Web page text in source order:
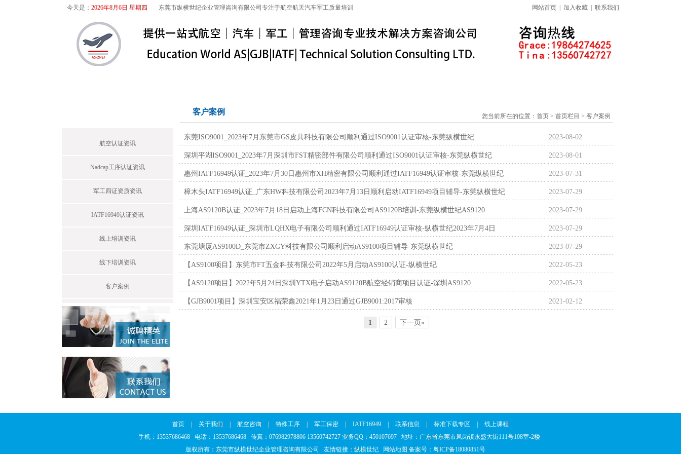
今天是： 2026年8月6日 星期四 东莞市纵横世纪企业管理咨询有限公司专注于航空航天汽车军工质量培训 网站首页 加入收藏 联系我们
航空认证资讯
Nadcap工序认证资讯
军工四证资质资讯
IATF16949认证资讯
线上培训资讯
线下培训资讯
客户案例
客户案例 您当前所在的位置： 首页> 首页栏目 > 客户案例
东莞ISO9001_2023年7月东莞市GS皮具科技有限公司顺利通过ISO9001认证审核-东莞纵横世纪 2023-08-02
深圳平湖ISO9001_2023年7月深圳市FST精密部件有限公司顺利通过ISO9001认证审核-东莞纵横世纪 2023-08-01
惠州IATF16949认证_2023年7月30日惠州市XH精密有限公司顺利通过IATF16949认证审核-东莞纵横世纪 2023-07-31
樟木头IATF16949认证_广东HW科技有限公司2023年7月13日顺利启动IATF16949项目辅导-东莞纵横世纪 2023-07-29
上海AS9120B认证_2023年7月18日启动上海FCN科技有限公司AS9120B培训-东莞纵横世纪AS9120 2023-07-29
深圳IATF16949认证_深圳市LQHX电子有限公司顺利通过IATF16949认证审核-纵横世纪2023年7月4日 2023-07-29
东莞塘厦AS9100D_东莞市ZXGY科技有限公司顺利启动AS9100项目辅导-东莞纵横世纪 2023-07-29
【AS9100项目】东莞市FT五金科技有限公司2022年5月启动AS9100认证-纵横世纪 2022-05-23
【AS9120项目】2022年5月24日深圳YTX电子启动AS9120B航空经销商项目认证-深圳AS9120 2022-05-23
【GJB9001项目】深圳宝安区福荣鑫2021年1月23日通过GJB9001:2017审核 2021-02-12
1 2 下一页»
首页 关于我们 航空咨询 特殊工序 军工保密 IATF16949 联系信息 标准下载专区
线上课程
手机：13537686468 电话：13537686468 传真：076982978806 13560742727 业务QQ：450107697 地址：广东省东莞市凤岗镇永盛大街111号108室-2楼
版权所有：东莞市纵横世纪企业管理咨询有限公司 友情链接： 纵横世纪 网站地图 备案号： 粤ICP备18080851号